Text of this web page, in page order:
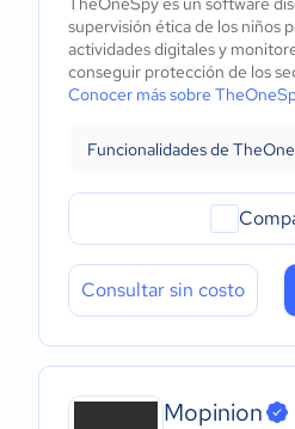
supervisión ética de los niños
actividades digitales y
conseguir protección de los
Conocer más sobre
Funcionalidades de
Consultar sin costo
Mopinion